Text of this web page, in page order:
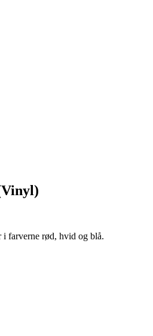
i farverne rød, hvid og blå.